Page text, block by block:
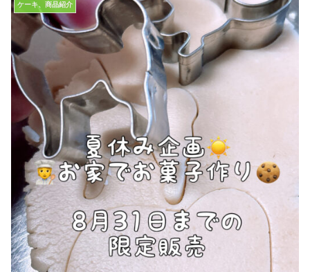
ケーキ、商品紹介